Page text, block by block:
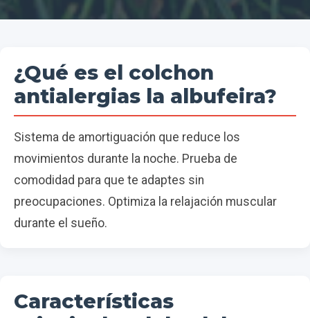
¿Qué es el colchon
antialergias la albufeira?
Sistema de amortiguación que reduce los
movimientos durante la noche. Prueba de
comodidad para que te adaptes sin
preocupaciones. Optimiza la relajación muscular
durante el sueño.
Características